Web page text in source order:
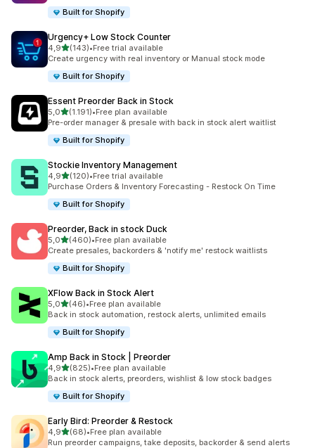
Built for Shopify
Urgency+ Low Stock Counter
4,95 yıldız üzerinden
(143)
toplam 143 değerlendirme
•Free trial available
Create urgency with real inventory or Manual stock mode
Built for Shopify
Essent Preorder Back in Stock
5,05 yıldız üzerinden
(1.191)
toplam 1191 değerlendirme
•Free plan available
Pre-order manager & presale with back in stock alert waitlist
Built for Shopify
Stockie Inventory Management
4,95 yıldız üzerinden
(120)
toplam 120 değerlendirme
•Free trial available
Purchase Orders & Inventory Forecasting - Restock On Time
Built for Shopify
Preorder, Back in stock Duck
5,05 yıldız üzerinden
(460)
toplam 460 değerlendirme
•Free plan available
Create presales, backorders & 'notify me' restock waitlists
Built for Shopify
XFlow Back in Stock Alert
5,05 yıldız üzerinden
(46)
toplam 46 değerlendirme
•Free plan available
Back in stock automation, restock alerts, unlimited emails
Built for Shopify
Amp Back in Stock | Preorder
4,95 yıldız üzerinden
(825)
toplam 825 değerlendirme
•Free plan available
Back in stock alerts, preorders, wishlist & low stock badges
Built for Shopify
Early Bird: Preorder & Restock
4,95 yıldız üzerinden
(68)
toplam 68 değerlendirme
•Free plan available
Run preorder campaigns, take deposits, backorder & send alerts